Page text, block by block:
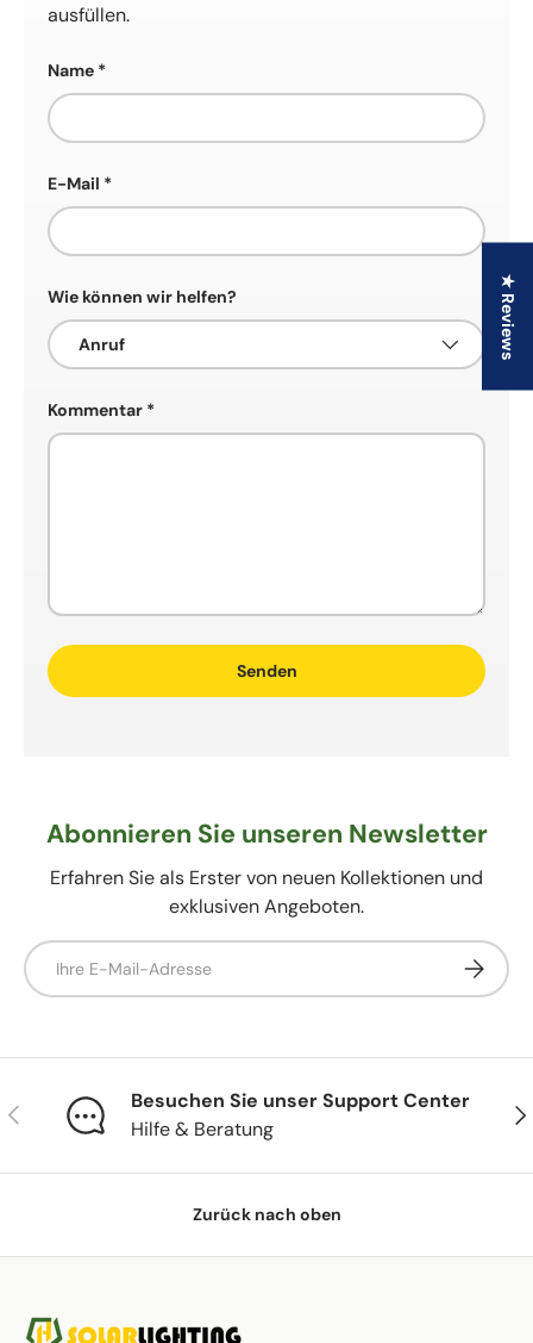
ausfüllen.
Name
E-Mail
Wie können wir helfen?
Kommentar
Senden
Abonnieren Sie unseren Newsletter
Erfahren Sie als Erster von neuen Kollektionen und
exklusiven Angeboten.
E-Mail
Vorherige
Besuchen Sie unser Support Center
Hilfe & Beratung
Zurück nach oben
★ Reviews